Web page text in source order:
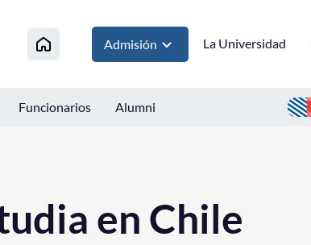
Admisión La Universidad
Funcionarios Alumni
en Chile